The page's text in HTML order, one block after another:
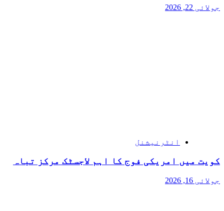
جولائی 22, 2026
انٹرنیشنل
کویت میں امریکی فوج کا اہم لاجسٹک مرکز تباہ
جولائی 16, 2026